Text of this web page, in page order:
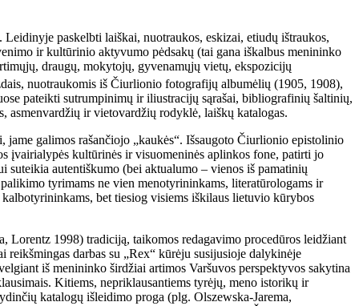
paskelbti laiškai, nuotraukos, eskizai, etiudų ištraukos,
ir kultūrinio aktyvumo pėdsakų (tai gana iškalbus menininko
draugų, mokytojų, gyvenamųjų vietų, ekspozicijų
nuotraukomis iš Čiurlionio fotografijų albumėlių (1905, 1908),
pateikti sutrumpinimų ir iliustracijų sąrašai, bibliografinių šaltinių,
asmenvardžių ir vietovardžių rodyklė, laiškų katalogas.
galimos rašančiojo „kaukės“. Išsaugoto Čiurlionio epistolinio
įvairialypės kultūrinės ir visuomeninės aplinkos fone, patirti jo
autentiškumo (bei aktualumo – vienos iš pamatinių
tyrimams ne vien menotyrininkams, literatūrologams ir
bet tiesiog visiems iškilaus lietuvio kūrybos
1998) tradiciją, taikomos redagavimo procedūros leidžiant
reikšmingas darbas su „Rex“ kūrėju susijusioje dalykinėje
iš menininko širdžiai artimos Varšuvos perspektyvos sakytina
Kitiems, nepriklausantiems tyrėjų, meno istorikų ir
katalogų išleidimo proga (plg. Olszewska-Jarema,